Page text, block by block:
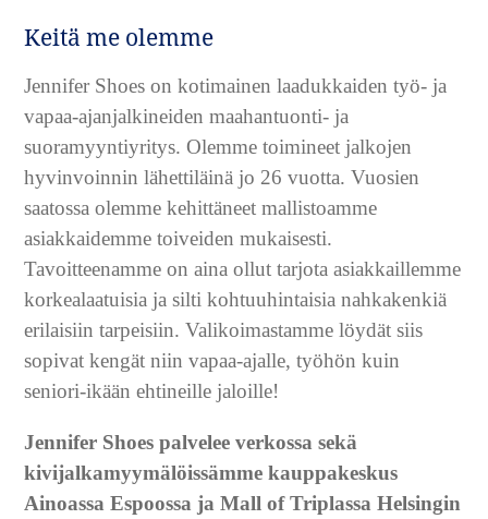
Keitä me olemme
Jennifer Shoes on kotimainen laadukkaiden työ- ja
vapaa-ajanjalkineiden maahantuonti- ja
suoramyyntiyritys. Olemme toimineet jalkojen
hyvinvoinnin lähettiläinä jo 26 vuotta. Vuosien
saatossa olemme kehittäneet mallistoamme
asiakkaidemme toiveiden mukaisesti.
Tavoitteenamme on aina ollut tarjota asiakkaillemme
korkealaatuisia ja silti kohtuuhintaisia nahkakenkiä
erilaisiin tarpeisiin. Valikoimastamme löydät siis
sopivat kengät niin vapaa-ajalle, työhön kuin
seniori-ikään ehtineille jaloille!
Jennifer Shoes palvelee verkossa sekä
kivijalkamyymälöissämme kauppakeskus
Ainoassa Espoossa ja Mall of Triplassa Helsingin